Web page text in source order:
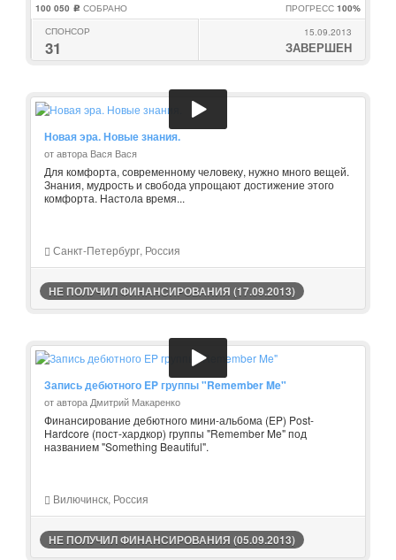
100 050 c СОБРАНО ПРОГРЕСС 100%
СПОНСОР
31
15.09.2013
ЗАВЕРШЕН
Новая эра. Новые знания.
от автора Вася Вася
Для комфорта, современному человеку, нужно много вещей.
Знания, мудрость и свобода упрощают достижение этого
комфорта. Настола время...
Санкт-Петербург, Россия
НЕ ПОЛУЧИЛ ФИНАНСИРОВАНИЯ (17.09.2013)
Запись дебютного EP группы "Remember Me"
от автора Дмитрий Макаренко
Финансирование дебютного мини-альбома (EP) Post-
Hardcore (пост-хардкор) группы "Remember Me" под
названием "Something Beautiful".
Вилючинск, Россия
НЕ ПОЛУЧИЛ ФИНАНСИРОВАНИЯ (05.09.2013)